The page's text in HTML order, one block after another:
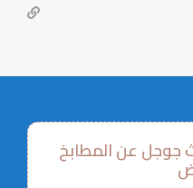
جوجل عن المطابخ